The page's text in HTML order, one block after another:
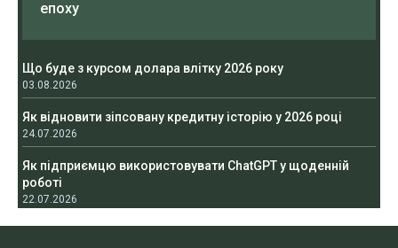
епоху
Що буде з курсом долара влітку 2026 року
03.08.2026
Як відновити зіпсовану кредитну історію у 2026 році
24.07.2026
Як підприємцю використовувати ChatGPT у щоденній
роботі
22.07.2026